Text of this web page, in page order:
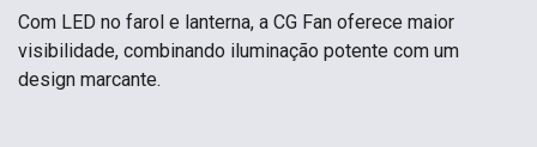
Com LED no farol e lanterna, a CG Fan oferece maior
visibilidade, combinando iluminação potente com um
design marcante.